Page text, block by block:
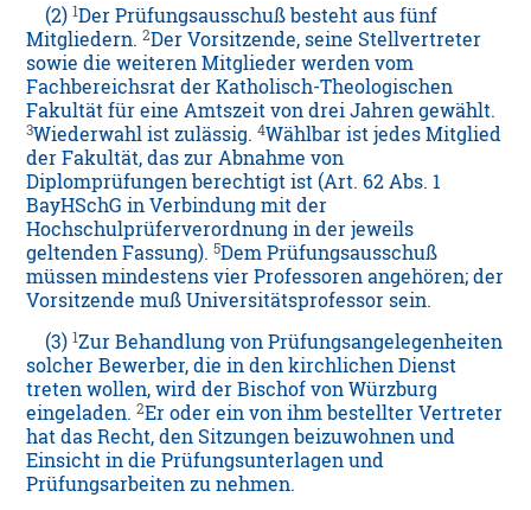
(2)1Der Prüfungsausschuß besteht aus fünf
Mitgliedern.2Der Vorsitzende, seine Stellvertreter
sowie die weiteren Mitglieder werden vom
Fachbereichsrat der Katholisch-Theologischen
Fakultät für eine Amtszeit von drei Jahren gewählt.
3Wiederwahl ist zulässig.4Wählbar ist jedes Mitglied
der Fakultät, das zur Abnahme von
Diplomprüfungen berechtigt ist (Art. 62 Abs. 1
BayHSchG in Verbindung mit der
Hochschulprüferverordnung in der jeweils
geltenden Fassung).5Dem Prüfungsausschuß
müssen mindestens vier Professoren angehören; der
Vorsitzende muß Universitätsprofessor sein.
(3)1Zur Behandlung von Prüfungsangelegenheiten
solcher Bewerber, die in den kirchlichen Dienst
treten wollen, wird der Bischof von Würzburg
eingeladen.2Er oder ein von ihm bestellter Vertreter
hat das Recht, den Sitzungen beizuwohnen und
Einsicht in die Prüfungsunterlagen und
Prüfungsarbeiten zu nehmen.